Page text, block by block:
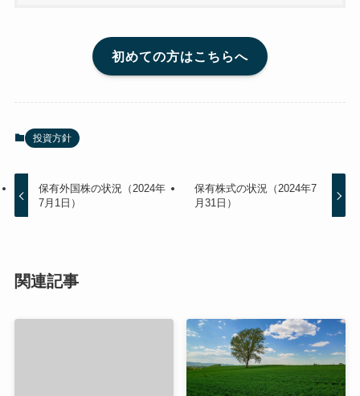
初めての方はこちらへ
投資方針
保有外国株の状況（2024年
7月1日）
保有株式の状況（2024年7
月31日）
関連記事